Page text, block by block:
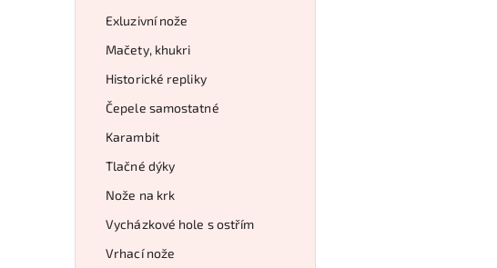
Exluzivní nože
Mačety, khukri
Historické repliky
Čepele samostatné
Karambit
Tlačné dýky
Nože na krk
Vycházkové hole s ostřím
Vrhací nože